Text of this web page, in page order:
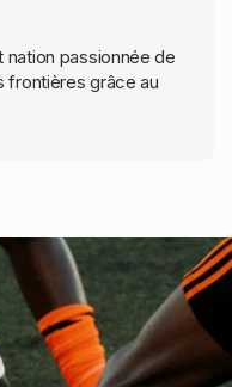
passionnée de
frontières grâce au